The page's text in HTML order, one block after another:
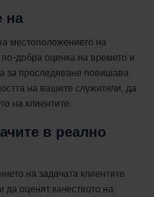
на
местоположението на
добра оценка на времето и
за проследяване повишава
на вашите служители, да
на клиентите.
в реално
на задачата клиентите
да оценят качеството на